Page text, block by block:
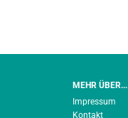
MEHR ÜBER...
Impressum
Kontakt